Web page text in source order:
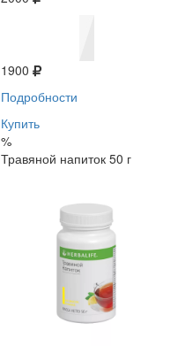
1900
Подробности
Купить
%
Травяной напиток 50 г